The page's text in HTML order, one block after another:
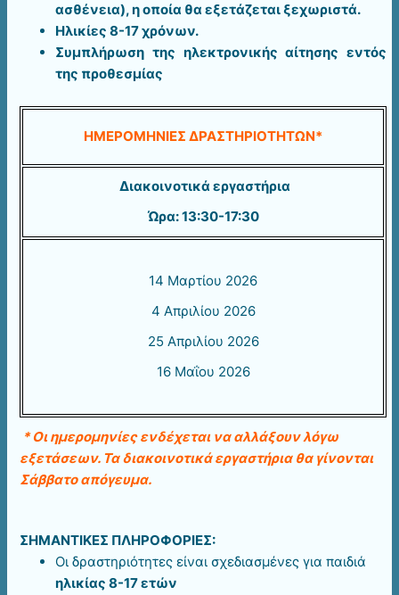
ασθένεια), η οποία θα εξετάζεται ξεχωριστά.
Ηλικίες 8-17 χρόνων.
Συμπλήρωση της ηλεκτρονικής αίτησης εντός
της προθεσμίας
ΗΜΕΡΟΜΗΝΙΕΣ ΔΡΑΣΤΗΡΙΟΤΗΤΩΝ*
Διακοινοτικά εργαστήρια
Ώρα: 13:30-17:30
14 Μαρτίου 2026
4 Απριλίου 2026
25 Απριλίου 2026
16 Μαΐου 2026
* Οι ημερομηνίες ενδέχεται να αλλάξουν λόγω
εξετάσεων. Τα διακοινοτικά εργαστήρια θα γίνονται
Σάββατο απόγευμα.
ΣΗΜΑΝΤΙΚΕΣ ΠΛΗΡΟΦΟΡΙΕΣ:
Οι δραστηριότητες είναι σχεδιασμένες για παιδιά
ηλικίας 8-17 ετών